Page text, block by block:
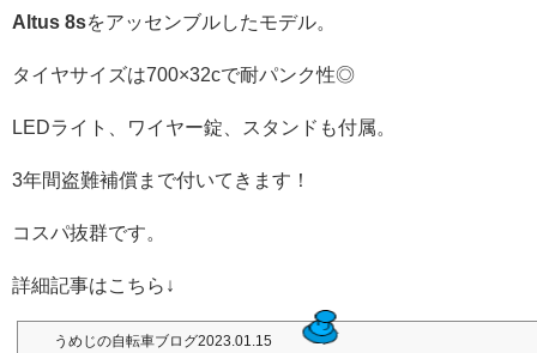
Altus 8sをアッセンブルしたモデル。
タイヤサイズは700×32cで耐パンク性◎
LEDライト、ワイヤー錠、スタンドも付属。
3年間盗難補償まで付いてきます！
コスパ抜群です。
詳細記事はこちら↓
うめじの自転車ブログ2023.01.15